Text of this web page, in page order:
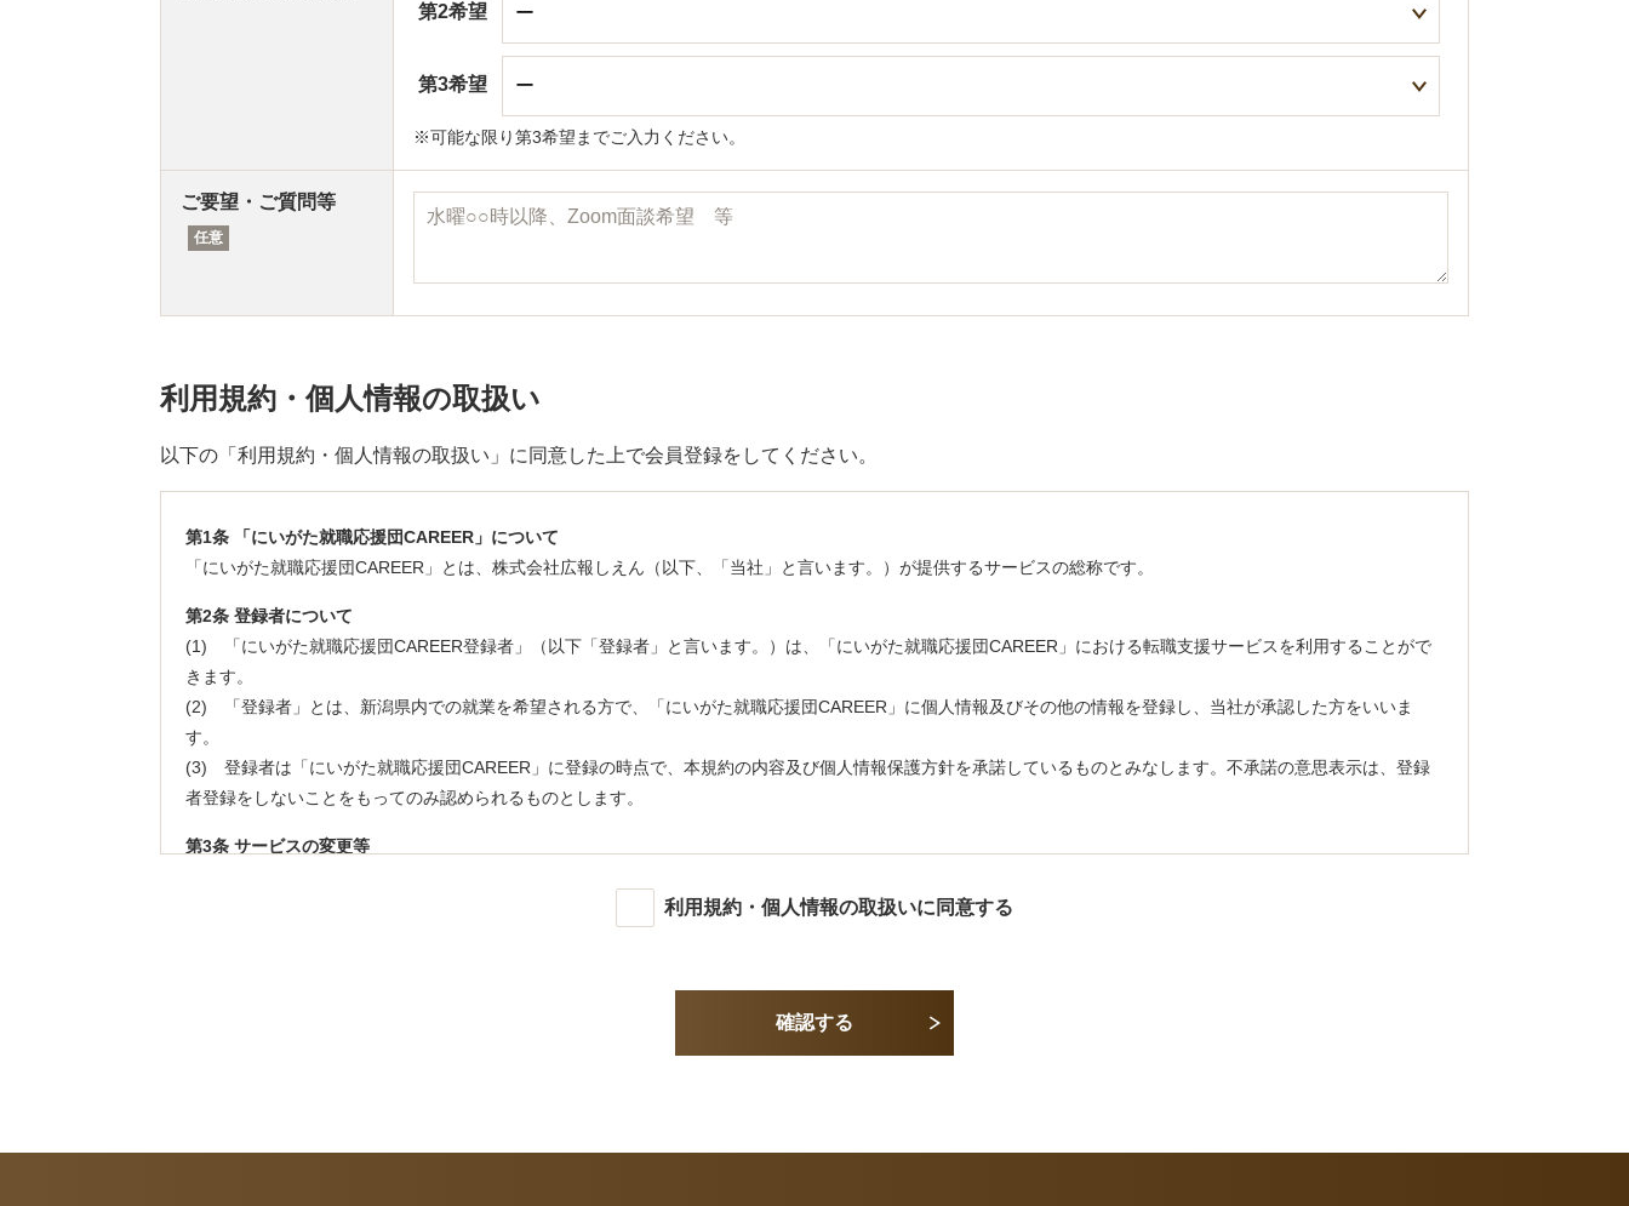
第2希望
第3希望
可能な限り第3希望までご入力ください。
ご要望・ご質問等
任意
利用規約・個人情報の取扱い
以下の「利用規約・個人情報の取扱い」に同意した上で会員登録をしてください。
第1条 「にいがた就職応援団CAREER」について
「にいがた就職応援団CAREER」とは、株式会社広報しえん（以下、「当社」と言います。）が提供するサービスの総称です。
第2条 登録者について
(1) 「にいがた就職応援団CAREER登録者」（以下「登録者」と言います。）は、「にいがた就職応援団CAREER」における転職支援サービスを利用することがで
きます。
(2) 「登録者」とは、新潟県内での就業を希望される方で、「にいがた就職応援団CAREER」に個人情報及びその他の情報を登録し、当社が承認した方をいいま
す。
(3) 登録者は「にいがた就職応援団CAREER」に登録の時点で、本規約の内容及び個人情報保護方針を承諾しているものとみなします。不承諾の意思表示は、登録
者登録をしないことをもってのみ認められるものとします。
第3条 サービスの変更等
登録者は、本サービスの利用に際し、以下の内容の行為をしないものとします。
利用規約・個人情報の取扱いに同意する
確認する